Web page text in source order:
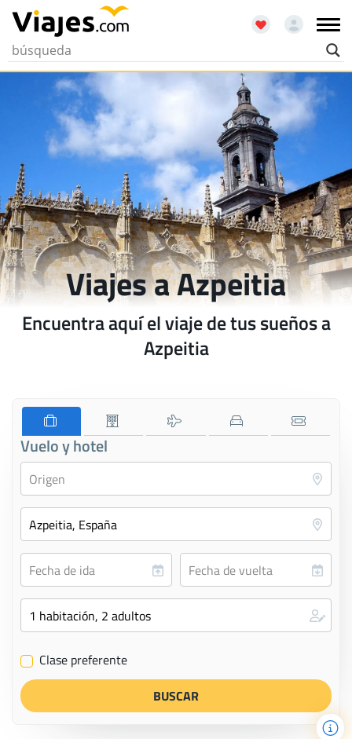
Viajes a Azpeitia
Encuentra aquí el viaje de tus sueños a
Azpeitia
Vuelo y hotel
✔ Clase preferente